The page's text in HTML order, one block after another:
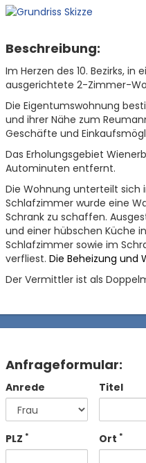
Beschreibung:
Im Herzen des 10. Bezirks,
ausgerichtete 2-Zimmer-
Die Eigentumswohnung
und ihrer Nähe zum
Geschäfte und
Das Erholungsgebiet
Autominuten entfernt.
Die Wohnung unterteilt sich
Schlafzimmer wurde eine
Schrank zu schaffen.
und einer hübschen Küche
Schlafzimmer sowie im
verfliest. Die Beheizung und
Der Vermittler ist als
Anfrageformular:
Anrede Titel
PLZ * Ort *